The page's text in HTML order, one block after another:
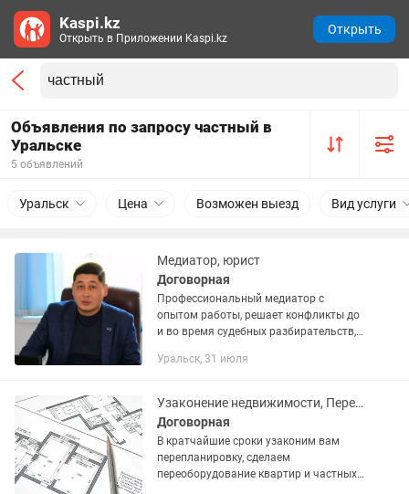
Объявления по запросу частный в
Уральске
5 объявлений
Уральск Цена Возможен выезд Вид услуги
Медиатор, юрист
Договорная
Профессиональный медиатор с
опытом работы, решает конфликты до
и во время судебных разбирательств, в
уголовного права, ДТП. А так же
Уральск, 31 июля
Узаконение недвижимости, Перепланировки, Переоборудования
Договорная
В кратчайшие сроки узаконим вам
перепланировку, сделаем
переоборудование квартир и частных
Kaspi.kz
Открыть в Приложении Kaspi.kz
Открыть